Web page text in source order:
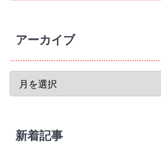
アーカイブ
新着記事